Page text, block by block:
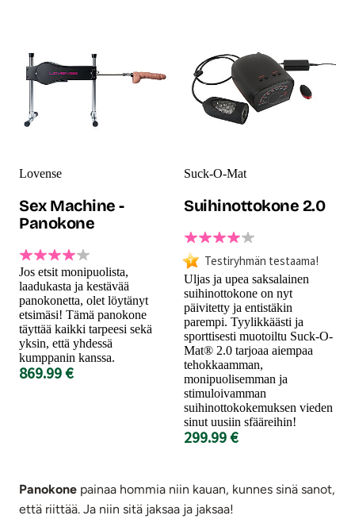
Lovense
Sex Machine -
Panokone
Jos etsit monipuolista,
laadukasta ja kestävää
panokonetta, olet löytänyt
etsimäsi! Tämä panokone
täyttää kaikki tarpeesi sekä
yksin, että yhdessä
kumppanin kanssa.
869.99 €
Suck-O-Mat
Suihinottokone 2.0
Testiryhmän testaama!
Uljas ja upea saksalainen
suihinottokone on nyt
päivitetty ja entistäkin
parempi. Tyylikkäästi ja
sporttisesti muotoiltu Suck-O-
Mat® 2.0 tarjoaa aiempaa
tehokkaamman,
monipuolisemman ja
stimuloivamman
suihinottokokemuksen vieden
sinut uusiin sfääreihin!
299.99 €
Panokone painaa hommia niin kauan, kunnes sinä sanot,
että riittää. Ja niin sitä jaksaa ja jaksaa!